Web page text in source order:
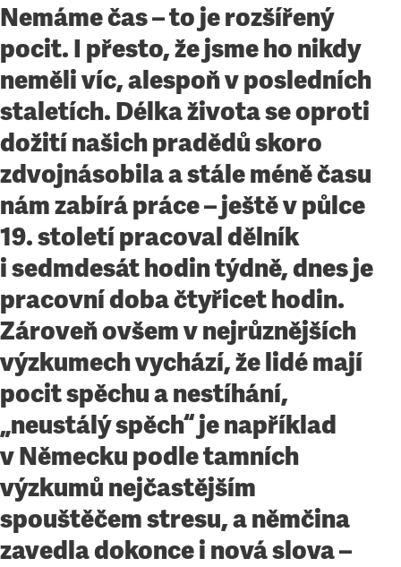
Nemáme čas – to je rozšířený
pocit. I přesto, že jsme ho nikdy
neměli víc, alespoň v posledních
staletích. Délka života se oproti
dožití našich pradědů skoro
zdvojnásobila a stále méně času
nám zabírá práce – ještě v půlce
19. století pracoval dělník
i sedmdesát hodin týdně, dnes je
pracovní doba čtyřicet hodin.
Zároveň ovšem v nejrůznějších
výzkumech vychází, že lidé mají
pocit spěchu a nestíhání,
„neustálý spěch“ je například
v Německu podle tamních
výzkumů nejčastějším
spouštěčem stresu, a němčina
zavedla dokonce i nová slova –